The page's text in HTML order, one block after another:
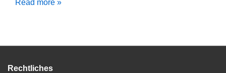
Arbeitsgerüst
Read more »
Rechtliches